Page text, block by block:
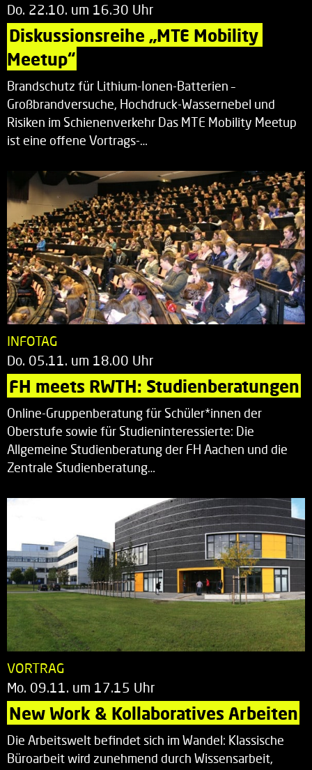
Do. 22.10. um 16.30 Uhr
Diskussionsreihe „MTE Mobility
Meetup“
Brandschutz für Lithium-Ionen-Batterien –
Großbrandversuche, Hochdruck-Wassernebel und
Risiken im Schienenverkehr Das MTE Mobility Meetup
ist eine offene Vortrags-…
INFOTAG
Do. 05.11. um 18.00 Uhr
FH meets RWTH: Studienberatungen
Online-Gruppenberatung für Schüler*innen der
Oberstufe sowie für Studieninteressierte: Die
Allgemeine Studienberatung der FH Aachen und die
Zentrale Studienberatung…
VORTRAG
Mo. 09.11. um 17.15 Uhr
New Work & Kollaboratives Arbeiten
Die Arbeitswelt befindet sich im Wandel: Klassische
Büroarbeit wird zunehmend durch Wissensarbeit,